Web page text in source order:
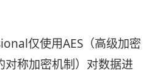
仅使用AES（高级加密
对称加密机制）对数据进